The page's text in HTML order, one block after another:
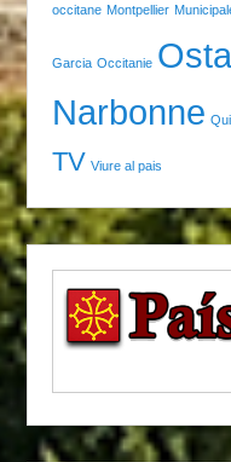
occitane Montpellier
Garcia Occitanie
Narbonne
TV Viure al pais